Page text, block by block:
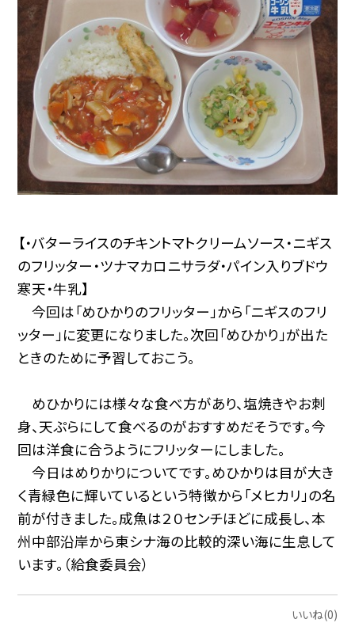
【・バターライスのチキントマトクリームソース・ニギス
のフリッター・ツナマカロニサラダ・パイン入りブドウ
寒天・牛乳】
今回は「めひかりのフリッター」から「ニギスのフリ
ッター」に変更になりました。次回「めひかり」が出た
ときのために予習しておこう。
めひかりには様々な食べ方があり、塩焼きやお刺
身、天ぷらにして食べるのがおすすめだそうです。今
回は洋食に合うようにフリッターにしました。
今日はめりかりについてです。めひかりは目が大き
く青緑色に輝いているという特徴から「メヒカリ」の名
前が付きました。成魚は２０センチほどに成長し、本
州中部沿岸から東シナ海の比較的深い海に生息して
います。（給食委員会）
いいね(0)